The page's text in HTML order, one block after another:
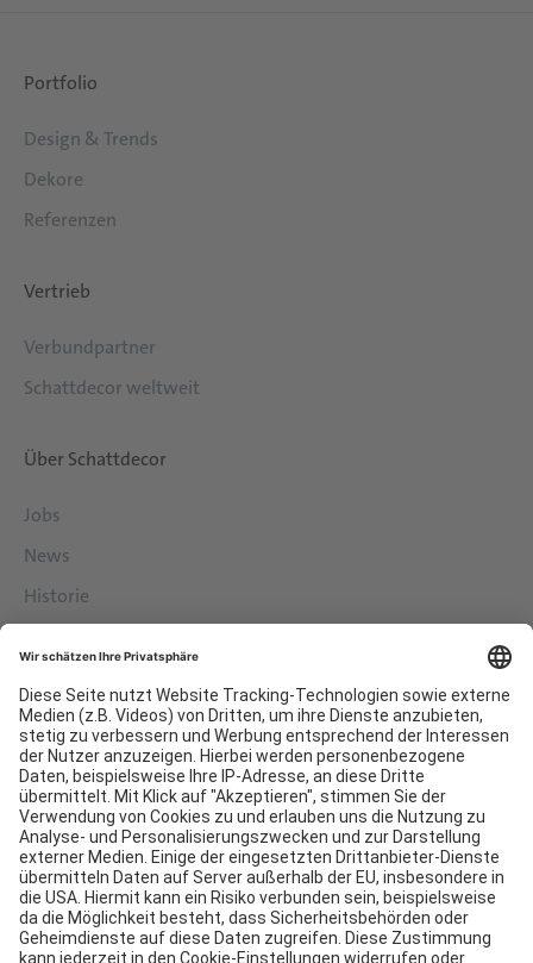
Portfolio
Design & Trends
Dekore
Referenzen
Vertrieb
Verbundpartner
Schattdecor weltweit
Über Schattdecor
Jobs
News
Historie
Services
Downloads
Kontakt
EDI